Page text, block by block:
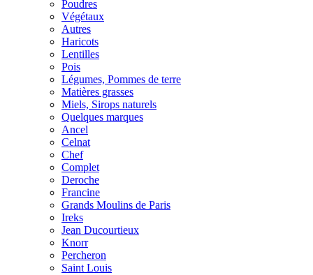
Poudres
Végétaux
Autres
Haricots
Lentilles
Pois
Légumes, Pommes de terre
Matières grasses
Miels, Sirops naturels
Quelques marques
Ancel
Celnat
Chef
Complet
Deroche
Francine
Grands Moulins de Paris
Ireks
Jean Ducourtieux
Knorr
Percheron
Saint Louis